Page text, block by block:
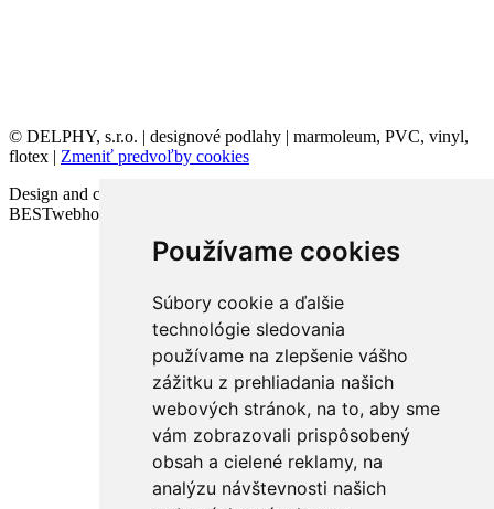
Používame cookies
Súbory cookie a ďalšie
technológie sledovania
používame na zlepšenie vášho
zážitku z prehliadania našich
webových stránok, na to, aby sme
vám zobrazovali prispôsobený
obsah a cielené reklamy, na
analýzu návštevnosti našich
© DELPHY, s.r.o. | designové podlahy | marmoleum, PVC, vinyl,
flotex | Zmeniť predvoľby cookies
Design and code VICTORY-media.sk | Webhosting
BESTwebhosting.sk | 12.11.2025